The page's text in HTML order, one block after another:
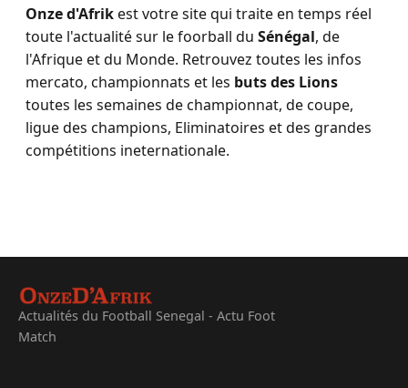
Onze d'Afrikest votre site qui traite en temps réel
toute l'actualité sur le foorball du Sénégal, de
l'Afrique et du Monde. Retrouvez toutes les infos
mercato, championnats et les buts des Lions
toutes les semaines de championnat, de coupe,
ligue des champions, Eliminatoires et des grandes
compétitions ineternationale.
Actualités du Football Senegal - Actu Foot
Match